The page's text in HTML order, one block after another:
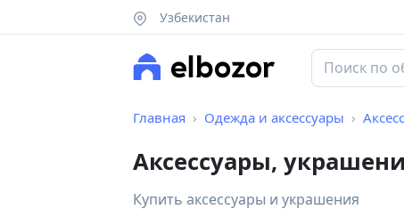
Узбекистан
Главная Одежда и аксессуары
Аксессуары,
Купить аксессуары и украшения